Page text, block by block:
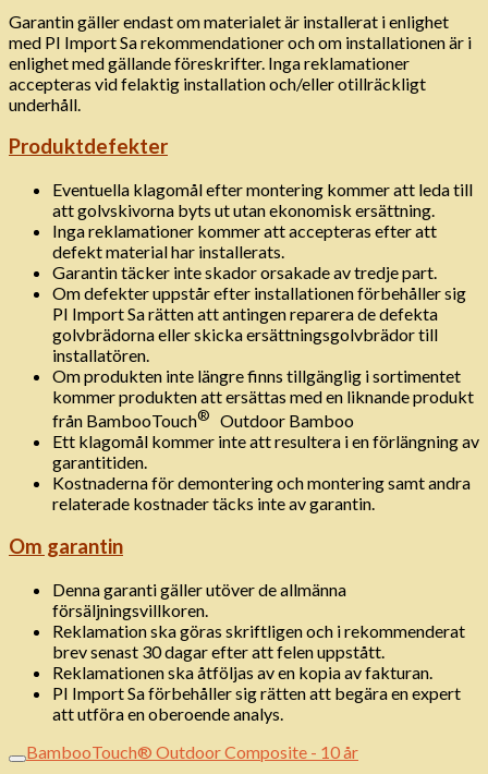
Garantin gäller endast om materialet är installerat i enlighet
med PI Import Sa rekommendationer och om installationen är i
enlighet med gällande föreskrifter. Inga reklamationer
accepteras vid felaktig installation och/eller otillräckligt
underhåll.
Produktdefekter
Eventuella klagomål efter montering kommer att leda till
att golvskivorna byts ut utan ekonomisk ersättning.
Inga reklamationer kommer att accepteras efter att
defekt material har installerats.
Garantin täcker inte skador orsakade av tredje part.
Om defekter uppstår efter installationen förbehåller sig
PI Import Sa rätten att antingen reparera de defekta
golvbrädorna eller skicka ersättningsgolvbrädor till
installatören.
Om produkten inte längre finns tillgänglig i sortimentet
kommer produkten att ersättas med en liknande produkt
från BambooTouch®
Outdoor Bamboo
Ett klagomål kommer inte att resultera i en förlängning av
garantitiden.
Kostnaderna för demontering och montering samt andra
relaterade kostnader täcks inte av garantin.
Om garantin
Denna garanti gäller utöver de allmänna
försäljningsvillkoren.
Reklamation ska göras skriftligen och i rekommenderat
brev senast 30 dagar efter att felen uppstått.
Reklamationen ska åtföljas av en kopia av fakturan.
PI Import Sa förbehåller sig rätten att begära en expert
att utföra en oberoende analys.
BambooTouch® Outdoor Composite - 10 år